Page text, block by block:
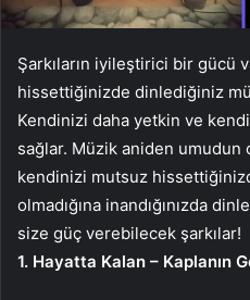
Şarkıların iyileştirici bir gücü
hissettiğinizde dinlediğiniz
Kendinizi daha yetkin ve
sağlar. Müzik aniden
kendinizi mutsuz
olmadığına inandığınızda
size güç verebilecek şarkılar!
1. Hayatta Kalan – Kaplanın